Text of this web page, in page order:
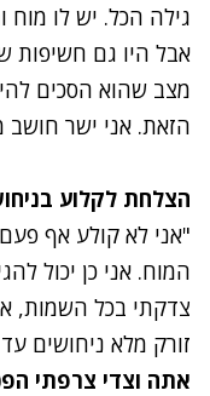
גילה הכל. יש לו מוח
אבל היו גם חשיפות
מצב שהוא הסכים
הזאת. אני ישר חושב
הצלחת לקלוע
"אני לא קולע אף
המוח. אני כן יכול
צדקתי בכל השמות,
זורק מלא ניחושים
אתה וצדי צרפתי